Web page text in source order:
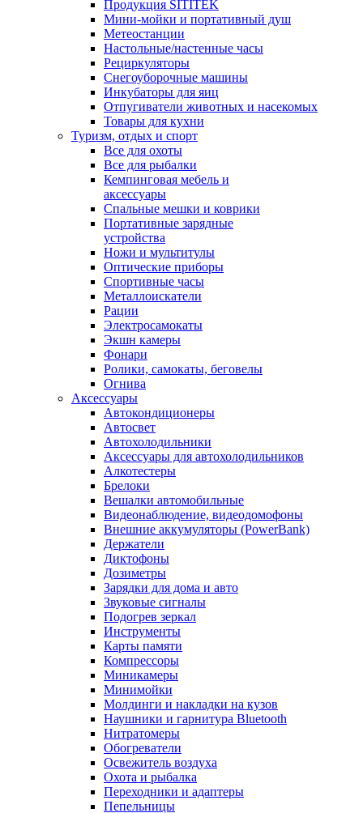
Продукция SITITEK
Мини-мойки и портативный душ
Метеостанции
Настольные/настенные часы
Рециркуляторы
Снегоуборочные машины
Инкубаторы для яиц
Отпугиватели животных и насекомых
Товары для кухни
Туризм, отдых и спорт
Все для охоты
Все для рыбалки
Кемпинговая мебель и
аксессуары
Спальные мешки и коврики
Портативные зарядные
устройства
Ножи и мультитулы
Оптические приборы
Спортивные часы
Металлоискатели
Рации
Электросамокаты
Экшн камеры
Фонари
Ролики, самокаты, беговелы
Огнива
Аксессуары
Автокондиционеры
Aвтосвет
Автохолодильники
Аксессуары для автохолодильников
Алкотестеры
Брелоки
Вешалки автомобильные
Видеонаблюдение, видеодомофоны
Внешние аккумуляторы (PowerBank)
Держатели
Диктофоны
Дозиметры
Зарядки для дома и авто
Звуковые сигналы
Подогрев зеркал
Инструменты
Карты памяти
Компрессоры
Миникамеры
Минимойки
Молдинги и накладки на кузов
Наушники и гарнитура Bluetooth
Нитратомеры
Обогреватели
Освежитель воздуха
Охота и рыбалка
Переходники и адаптеры
Пепельницы